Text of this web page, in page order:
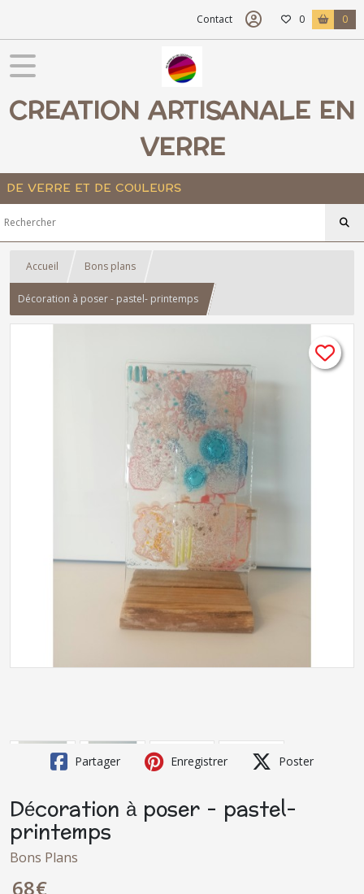
Contact 0 0
CREATION ARTISANALE EN
VERRE
DE VERRE ET DE COULEURS
Accueil Bons plans
Décoration à poser - pastel- printemps
Partager Enregistrer Poster
Décoration à poser - pastel-
printemps
Bons Plans
68€